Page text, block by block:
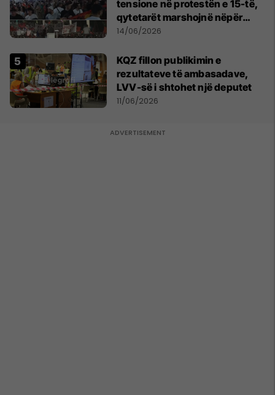
tensione në protestën e 15-të,
qytetarët marshojnë nëpër
kryeqytet
14/06/2026
KQZ fillon publikimin e
rezultateve të ambasadave,
LVV-së i shtohet një deputet
11/06/2026